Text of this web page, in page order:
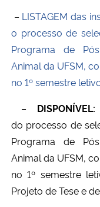
– LISTAGEM das
o processo de
Programa de
Animal da UFSM,
no 1º semestre
– DIS´PONÍVEL:
do processo de
Programa de
Animal da UFSM,
no 1º semestre
Projeto de Tese e